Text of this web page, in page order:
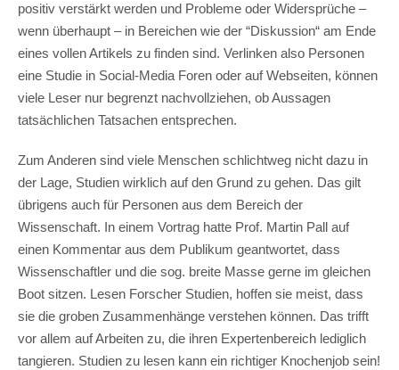
positiv verstärkt werden und Probleme oder Widersprüche –
wenn überhaupt – in Bereichen wie der “Diskussion“ am Ende
eines vollen Artikels zu finden sind. Verlinken also Personen
eine Studie in Social-Media Foren oder auf Webseiten, können
viele Leser nur begrenzt nachvollziehen, ob Aussagen
tatsächlichen Tatsachen entsprechen.
Zum Anderen sind viele Menschen schlichtweg nicht dazu in
der Lage, Studien wirklich auf den Grund zu gehen. Das gilt
übrigens auch für Personen aus dem Bereich der
Wissenschaft. In einem Vortrag hatte Prof. Martin Pall auf
einen Kommentar aus dem Publikum geantwortet, dass
Wissenschaftler und die sog. breite Masse gerne im gleichen
Boot sitzen. Lesen Forscher Studien, hoffen sie meist, dass
sie die groben Zusammenhänge verstehen können. Das trifft
vor allem auf Arbeiten zu, die ihren Expertenbereich lediglich
tangieren. Studien zu lesen kann ein richtiger Knochenjob sein!